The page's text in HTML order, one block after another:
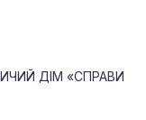
ДІМ «СПРАВИ